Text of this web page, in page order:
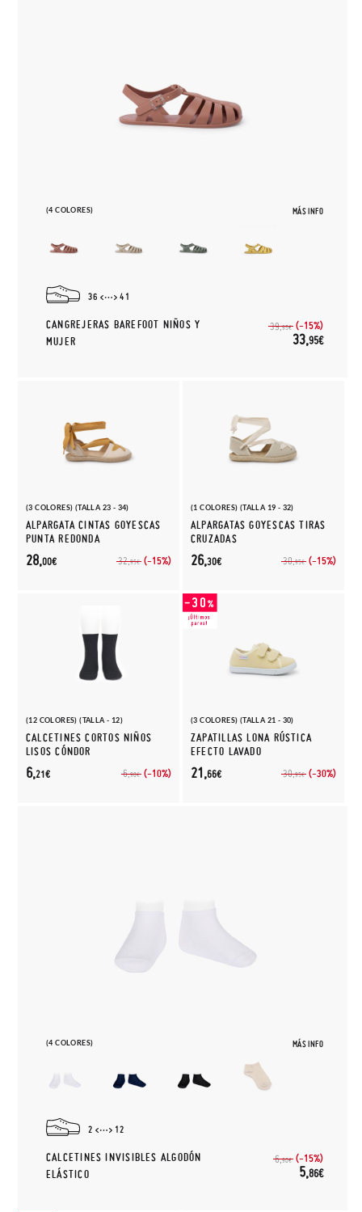
(4 COLORES) MÁS INFO
36 41
CANGREJERAS BAREFOOT NIÑOS Y
MUJER
39,95€ (-15%)
33,95€
(3 COLORES) (TALLA 23 - 34)
ALPARGATA CINTAS GOYESCAS
PUNTA REDONDA
32,95€ (-15%)
28,00€
(1 COLORES) (TALLA 19 - 32)
ALPARGATAS GOYESCAS TIRAS
CRUZADAS
30,95€ (-15%)
26,30€
(12 COLORES) (TALLA - 12)
CALCETINES CORTOS NIÑOS
LISOS CÓNDOR
6,90€ (-10%)
6,21€
(3 COLORES) (TALLA 21 - 30)
ZAPATILLAS LONA RÚSTICA
EFECTO LAVADO
30,95€ (-30%)
21,66€
(4 COLORES) MÁS INFO
2 12
CALCETINES INVISIBLES ALGODÓN
ELÁSTICO
6,90€ (-15%)
5,86€